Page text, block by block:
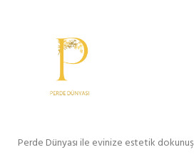
Perde Dünyası ile evinize estetik